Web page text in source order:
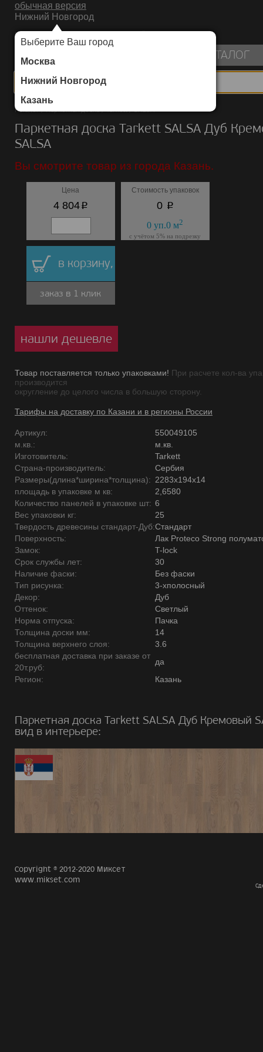
обычная версия
Нижний Новгород
Выберите Ваш город
Москва
Нижний Новгород
Казань
ИНТЕРНЕТ-МАГАЗИН НАПОЛЬНЫХ ПОКРЫТИЙ
КАТАЛОГ
Каталог/Паркетная доска/Tarkett/SALSA
Паркетная доска Tarkett SALSA Дуб
SALSA
Вы смотрите товар из города Казань.
Цена
4 804p
Стоимость упаковок
0 p
0 уп.0 м2
с учётом 5% на подрезку
в корзину,
заказ в 1 клик
нашли дешевле
Товар поставляется только упаковками! При расчете кол-ва
производится
округление до целого числа в большую сторону.
Тарифы на доставку по Казани и в регионы России
Артикул:
550049105
м.кв.:
м.кв.
Изготовитель:
Tarkett
Страна-производитель:
Сербия
Размеры(длина*ширина*толщина): 2283x194x14
площадь в упаковке м кв:
2,6580
Количество панелей в упаковке шт: 6
Вес упаковки кг:
25
Твердость древесины стандарт-Дуб:Стандарт
Поверхность:
Лак Proteco Strong
Замок:
T-lock
Срок службы лет:
30
Наличие фаски:
Без фаски
Тип рисунка:
3-хполосный
Декор:
Дуб
Оттенок:
Светлый
Норма отпуска:
Пачка
Толщина доски мм:
14
Толщина верхнего слоя:
3.6
бесплатная доставка при заказе от
20т.руб:
да
Регион:
Казань
Паркетная доска Tarkett SALSA Дуб Кремовый
вид в интерьере:
Copyright © 2012-2020 Миксет
www.mikset.com